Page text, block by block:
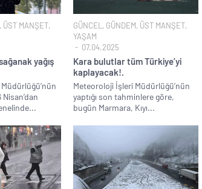
süreç başlıyor..
gözaltına alındı!.
mesajı atan CHP’li Başkanın skandal yazışmaları!.
tıkla öğren..
iptal edip 1 liraya düşürdüler!.
F-16 ile gövde gösterisi yapan paşa emekliye sevk edildi!.
paşası hayırlı olsun..
testi pozitif çıktı!.
İstifa Ederim” gazları vermeye başladı!.
karşı dava açtı!.
, ÜST MANŞET,
yağış
GÜNCEL , GÜNDEM, ÜST MANŞET,
YAŞAM
07.04.2025
Kara bulutlar tüm Türkiye’yi
kaplayacak!.
Meteoroloji İşleri Müdürlüğü’nün
yaptığı son tahminlere göre,
bugün Marmara, Kıyı...